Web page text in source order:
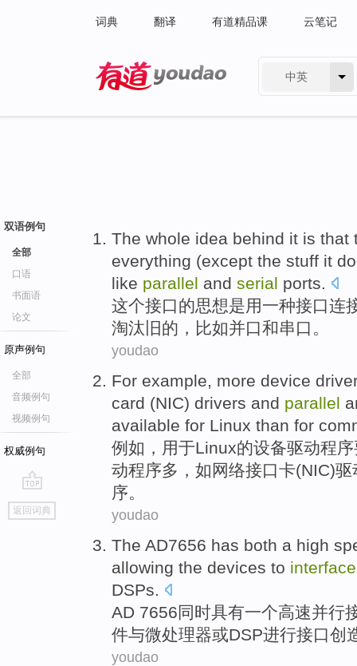
词典 翻译 有道精品课 云笔记
中英
双语例句
全部
口语
书面语
论文
原声例句
全部
音频例句
视频例句
权威例句
go
top
返回词典
The whole idea behind it is that
everything (except the stuff it
like parallel and serial ports.
这个接口的思想是用一种接口连
淘汰 旧 的， 比如并口和串口 。
youdao
For example, more device
card (NIC) drivers and parallel
available for Linux than for
例如 ， 用于Linux的设备驱动程序
动程序多 ， 如 网络接口卡(NIC)驱
序。
youdao
The AD7656 has both a high
allowing the devices to interface
DSPs
AD 7656同时具有一个高速并行
件与微处理器或DSP进行接口创
youdao